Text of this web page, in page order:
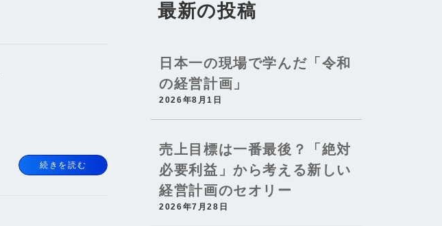
続きを読む
最新の投稿
日本一の現場で学んだ「令和
の経営計画」
2026年8月1日
売上目標は一番最後？「絶対
必要利益」から考える新しい
経営計画のセオリー
2026年7月28日